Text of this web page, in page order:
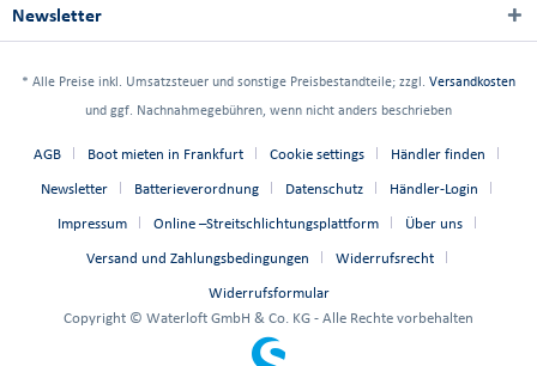
Newsletter
* Alle Preise inkl. Umsatzsteuer und sonstige Preisbestandteile; zzgl. Versandkosten
und ggf. Nachnahmegebühren, wenn nicht anders beschrieben
AGB Boot mieten in Frankfurt Cookie settings Händler finden
Newsletter Batterieverordnung Datenschutz Händler-Login
Impressum Online –Streitschlichtungsplattform Über uns
Versand und Zahlungsbedingungen Widerrufsrecht
Widerrufsformular
Copyright © Waterloft GmbH & Co. KG - Alle Rechte vorbehalten